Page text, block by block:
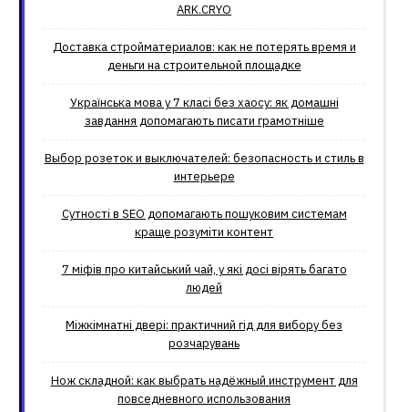
ARK.CRYO
Доставка стройматериалов: как не потерять время и
деньги на строительной площадке
Українська мова у 7 класі без хаосу: як домашні
завдання допомагають писати грамотніше
Выбор розеток и выключателей: безопасность и стиль в
интерьере
Сутності в SEO допомагають пошуковим системам
краще розуміти контент
7 міфів про китайський чай, у які досі вірять багато
людей
Міжкімнатні двері: практичний гід для вибору без
розчарувань
Нож складной: как выбрать надёжный инструмент для
повседневного использования